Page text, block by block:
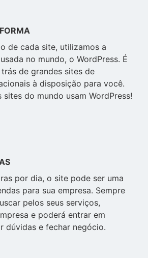
de cada site, utilizamos a
no mundo, o WordPress. É
de grandes sites de
à disposição para você.
sites do mundo usam WordPress!
por dia, o site pode ser uma
para sua empresa. Sempre
pelos seus serviços,
e poderá entrar em
dúvidas e fechar negócio.